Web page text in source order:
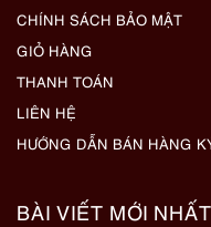
CHÍNH SÁCH BẢO MẬT
GIỎ HÀNG
THANH TOÁN
LIÊN HỆ
HƯỚNG DẪN BÁN HÀNG
BÀI VIẾT MỚI NHẤT